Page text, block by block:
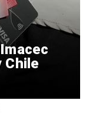
Chile